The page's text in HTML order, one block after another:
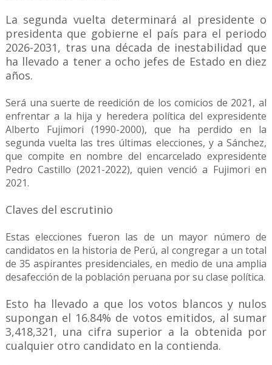
La segunda vuelta determinará al presidente o
presidenta que gobierne el país para el periodo
2026-2031, tras una década de inestabilidad que
ha llevado a tener a ocho jefes de Estado en diez
años.
Será una suerte de reedición de los comicios de 2021, al
enfrentar a la hija y heredera política del expresidente
Alberto Fujimori (1990-2000), que ha perdido en la
segunda vuelta las tres últimas elecciones, y a Sánchez,
que compite en nombre del encarcelado expresidente
Pedro Castillo (2021-2022), quien venció a Fujimori en
2021.
Claves del escrutinio
Estas elecciones fueron las de un mayor número de
candidatos en la historia de Perú, al congregar a un total
de 35 aspirantes presidenciales, en medio de una amplia
desafección de la población peruana por su clase política.
Esto ha llevado a que los votos blancos y nulos
supongan el 16.84% de votos emitidos, al sumar
3,418,321, una cifra superior a la obtenida por
cualquier otro candidato en la contienda.